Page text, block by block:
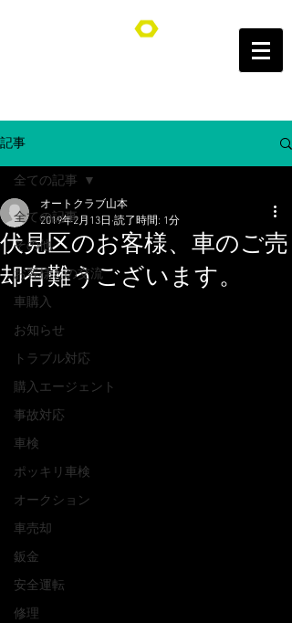
オートクラブ山本/Auto Club YAMAMOTO
記事
全ての記事
その他
お客様との交流
車購入
お知らせ
トラブル対応
購入エージェント
事故対応
車検
ポッキリ車検
オークション
車売却
鈑金
安全運転
修理
全ての記事
伏見区のお客様、車のご売
却有難うございます。
オートクラブ山本
2019年2月13日 読了時間: 1分